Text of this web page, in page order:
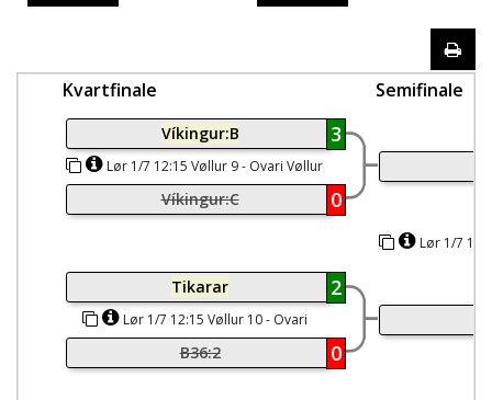
Kvartfinale Semifinale
Víkingur:B 3
Lør 1/7 12:15 Vøllur 9 - Ovari Vøllur
Víkingur:C 0
Tikarar 2
Lør 1/7 12:15 Vøllur 10 - Ovari
Vøllur
B36:2 0
Lør 1/7